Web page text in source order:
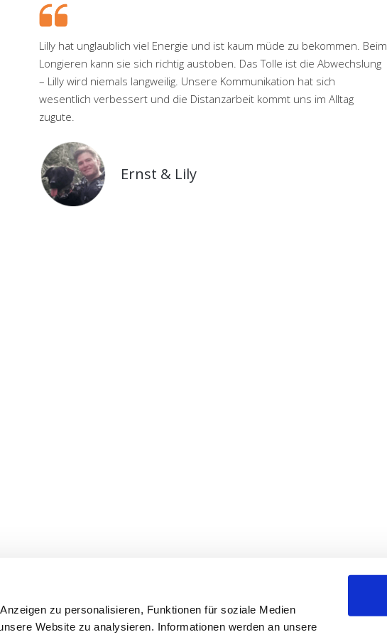
zu personalisieren, Funktionen für soziale Medien
Website zu analysieren. Informationen werden an unsere
Lilly hat unglaublich viel Energie und ist kaum müde zu bekommen. Beim
Longieren kann sie sich richtig austoben. Das Tolle ist die Abwechslung
– Lilly wird niemals langweilig. Unsere Kommunikation hat sich
wesentlich verbessert und die Distanzarbeit kommt uns im Alltag
zugute.
Ernst & Lily